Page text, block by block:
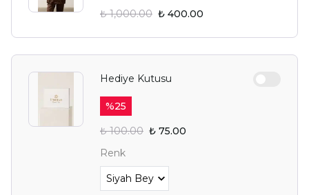
₺ 1,000.00 ₺ 400.00
Hediye Kutusu
%25
₺ 100.00 ₺ 75.00
Renk